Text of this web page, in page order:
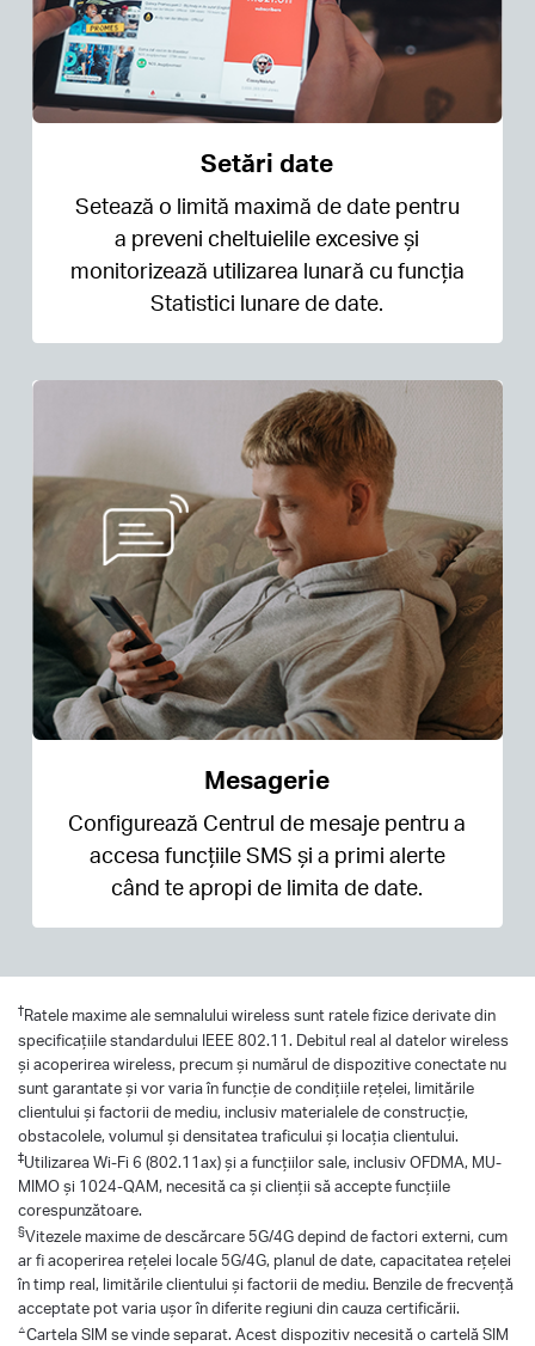
Setări date
Setează o limită maximă de date pentru
a preveni cheltuielile excesive și
monitorizează utilizarea lunară cu funcția
Statistici lunare de date.
Mesagerie
Configurează Centrul de mesaje pentru a
accesa funcțiile SMS și a primi alerte
când te apropi de limita de date.
†Ratele maxime ale semnalului wireless sunt ratele fizice derivate din
specificațiile standardului IEEE 802.11. Debitul real al datelor wireless
și acoperirea wireless, precum și numărul de dispozitive conectate nu
sunt garantate și vor varia în funcție de condițiile rețelei, limitările
clientului și factorii de mediu, inclusiv materialele de construcție,
obstacolele, volumul și densitatea traficului și locația clientului.
‡Utilizarea Wi-Fi 6 (802.11ax) și a funcțiilor sale, inclusiv OFDMA, MU-
MIMO și 1024-QAM, necesită ca și clienții să accepte funcțiile
corespunzătoare.
§Vitezele maxime de descărcare 5G/4G depind de factori externi, cum
ar fi acoperirea rețelei locale 5G/4G, planul de date, capacitatea rețelei
în timp real, limitările clientului și factorii de mediu. Benzile de frecvență
acceptate pot varia ușor în diferite regiuni din cauza certificării.
△Cartela SIM se vinde separat. Acest dispozitiv necesită o cartelă SIM